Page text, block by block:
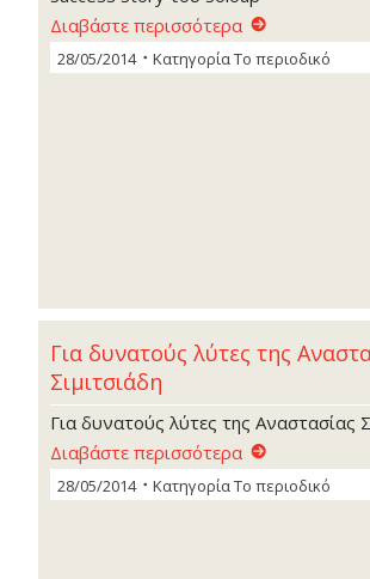
Διαβάστε περισσότερα
28/05/2014 ΚατηγορίαΤο περιοδικό
Για δυνατούς λύτες της
Σιµιτσιάδη
Για δυνατούς λύτες της Αναστασίας
Διαβάστε περισσότερα
28/05/2014 ΚατηγορίαΤο περιοδικό